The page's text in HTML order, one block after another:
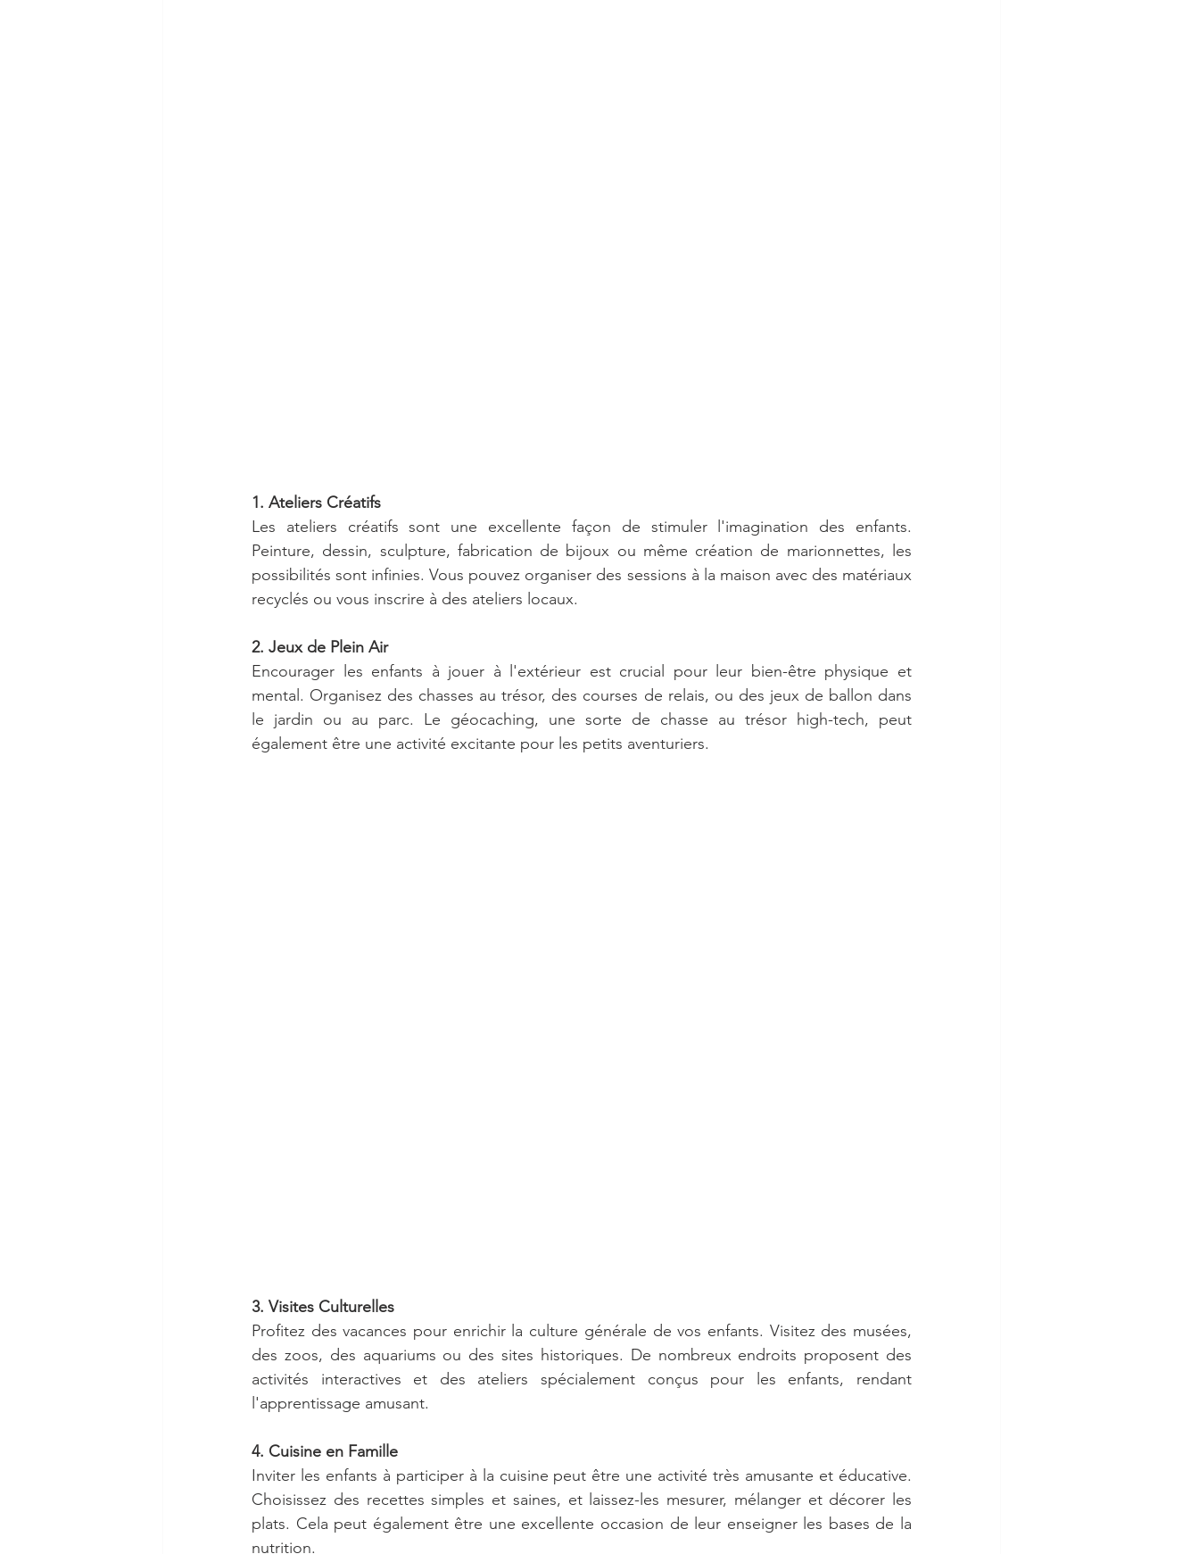
1. Ateliers Créatifs
Les ateliers créatifs sont une excellente façon de stimuler l'imagination des enfants.
Peinture, dessin, sculpture, fabrication de bijoux ou même création de marionnettes, les
possibilités sont infinies. Vous pouvez organiser des sessions à la maison avec des matériaux
recyclés ou vous inscrire à des ateliers locaux.
2. Jeux de Plein Air
Encourager les enfants à jouer à l'extérieur est crucial pour leur bien-être physique et
mental. Organisez des chasses au trésor, des courses de relais, ou des jeux de ballon dans
le jardin ou au parc. Le géocaching, une sorte de chasse au trésor high-tech, peut
également être une activité excitante pour les petits aventuriers.
3. Visites Culturelles
Profitez des vacances pour enrichir la culture générale de vos enfants. Visitez des musées,
des zoos, des aquariums ou des sites historiques. De nombreux endroits proposent des
activités interactives et des ateliers spécialement conçus pour les enfants, rendant
l'apprentissage amusant.
4. Cuisine en Famille
Inviter les enfants à participer à la cuisine peut être une activité très amusante et éducative.
Choisissez des recettes simples et saines, et laissez-les mesurer, mélanger et décorer les
plats. Cela peut également être une excellente occasion de leur enseigner les bases de la
nutrition.